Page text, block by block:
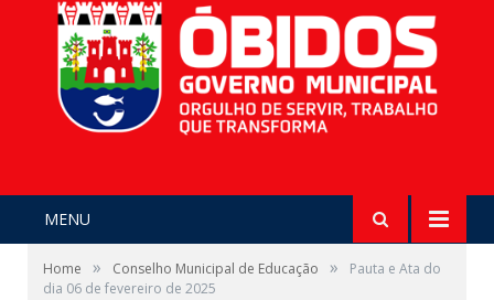
MENU
Home » Conselho Municipal de Educação »
Pauta e Ata do
dia 06 de fevereiro de 2025